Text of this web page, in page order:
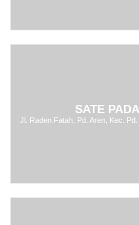
SATE
Jl. Raden Fatah, Pd. Aren, Kec.